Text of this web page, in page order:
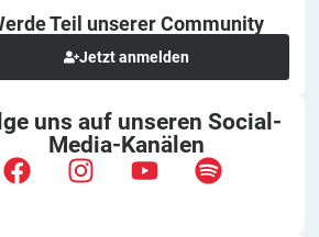
Teil unsererCommunity
Jetzt anmelden
uns auf unserenSocial-
Media-Kanälen